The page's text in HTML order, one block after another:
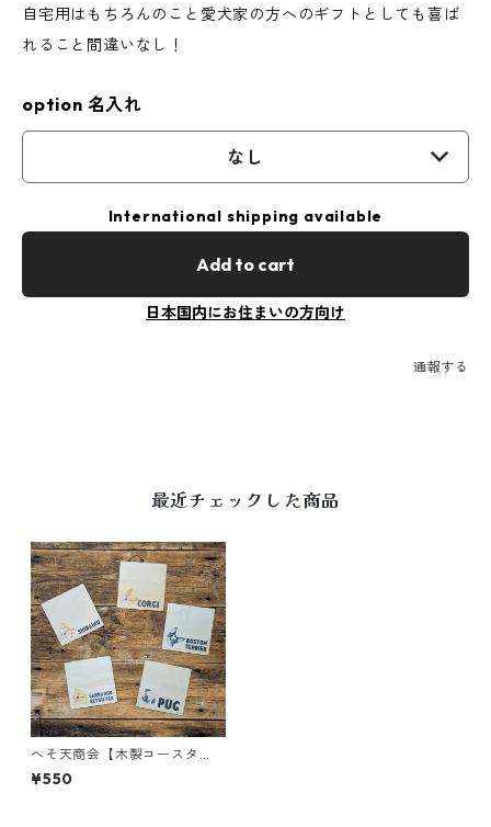
自宅用はもちろんのこと愛犬家の方へのギフトとしても喜ば
れること間違いなし！
option 名入れ
なし
International shipping available
Add to cart
日本国内にお住まいの方向け
通報する
最近チェックした商品
へそ天商会【木製コースタ
ー】犬イラスト
¥550